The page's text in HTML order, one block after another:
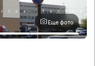
Еще фото